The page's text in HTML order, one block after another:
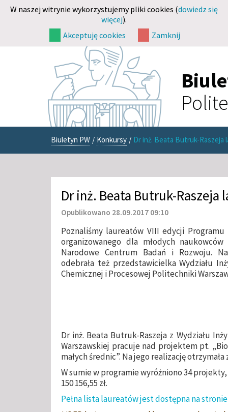
W naszej witrynie wykorzystujemy pliki cookies (dowiedz się
więcej).
Akceptuję cookies
Zamknij
Biuletyn PW / Konkursy / Dr inż. Beata Butruk-Raszeja
Dr inż. Beata Butruk-Raszeja
Opublikowano 28.09.2017 09:10
Poznaliśmy laureatów VIII edycji Programu
organizowanego dla młodych naukowców
Narodowe Centrum Badań i Rozwoju.
odebrała też przedstawicielka Wydziału
Chemicznej i Procesowej Politechniki
Dr inż. Beata Butruk-Raszeja z Wydziału
Warszawskiej pracuje nad projektem pt.
małych średnic”. Na jego realizację otrzymała
W sumie w programie wyróżniono 34
150 156,55 zł.
Pełna lista laureatów jest dostępna na stronie